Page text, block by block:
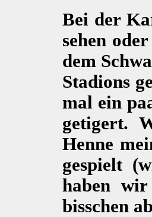
Bei der
sehen
dem
Stadions
mal ein
getigert.
Henne
gespielt
haben
bisschen